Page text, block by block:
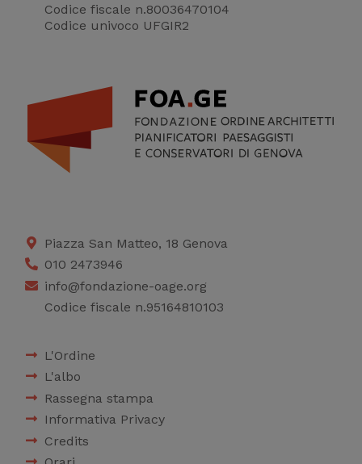
Codice fiscale n.80036470104
Codice univoco UFGIR2
Piazza San Matteo, 18 Genova
010 2473946
info@fondazione-oage.org
Codice fiscale n.95164810103
L'Ordine
L'albo
Rassegna stampa
Informativa Privacy
Credits